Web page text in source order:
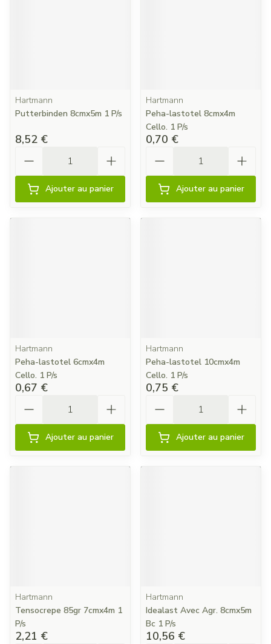
Hartmann
Putterbinden 8cmx5m 1 P/s
8,52 €
Ajouter au panier
Hartmann
Peha-lastotel 8cmx4m
Cello. 1 P/s
0,70 €
Ajouter au panier
Hartmann
Peha-lastotel 6cmx4m
Cello. 1 P/s
0,67 €
Ajouter au panier
Hartmann
Peha-lastotel 10cmx4m
Cello. 1 P/s
0,75 €
Ajouter au panier
Hartmann
Tensocrepe 85gr 7cmx4m 1
P/s
2,21 €
Hartmann
Idealast Avec Agr. 8cmx5m
Bc 1 P/s
10,56 €